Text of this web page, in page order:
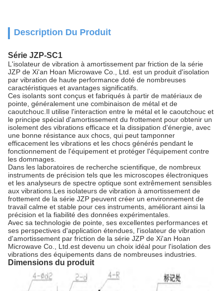
Description Du Produit
Série JZP-SC1
L'isolateur de vibration à amortissement par friction de la série
JZP de Xi'an Hoan Microwave Co., Ltd. est un produit d'isolation
par vibration de haute performance doté de nombreuses
caractéristiques et avantages significatifs.
Ces isolants sont conçus et fabriqués à partir de matériaux de
pointe, généralement une combinaison de métal et de
caoutchouc.Il utilise l'interaction entre le métal et le caoutchouc et
le principe spécial d'amortissement du frottement pour obtenir un
isolement des vibrations efficace et la dissipation d'énergie, avec
une bonne résistance aux chocs, qui peut tamponner
efficacement les vibrations et les chocs générés pendant le
fonctionnement de l'équipement et protéger l'équipement contre
les dommages.
Dans les laboratoires de recherche scientifique, de nombreux
instruments de précision tels que les microscopes électroniques
et les analyseurs de spectre optique sont extrêmement sensibles
aux vibrations.Les isolateurs de vibration à amortissement de
frottement de la série JZP peuvent créer un environnement de
travail calme et stable pour ces instruments, améliorant ainsi la
précision et la fiabilité des données expérimentales.
Avec sa technologie de pointe, ses excellentes performances et
ses perspectives d'application étendues, l'isolateur de vibration
d'amortissement par friction de la série JZP de Xi'an Hoan
Microwave Co., Ltd.est devenu un choix idéal pour l'isolation des
vibrations des équipements dans de nombreuses industries.
Dimensions du produit